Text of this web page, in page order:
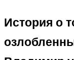
История о